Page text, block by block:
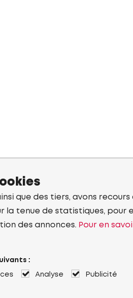
que des tiers, avons recours
la tenue de statistiques,
des annonces. Pour en
:
Analyse Publicité